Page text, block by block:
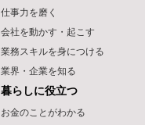
仕事力を磨く
会社を動かす・起こす
業務スキルを身につける
業界・企業を知る
暮らしに役立つ
お金のことがわかる